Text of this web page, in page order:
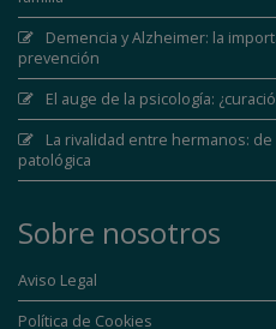
Demencia y Alzheimer: la
prevención
El auge de la psicología:
La rivalidad entre hermanos:
patológica
Sobre nosotros
Aviso Legal
Política de Cookies